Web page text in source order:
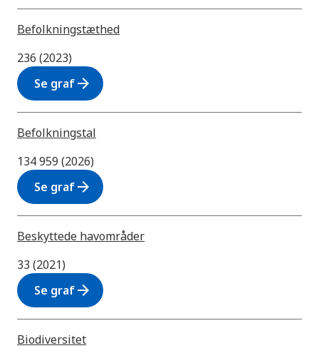
Befolkningstæthed
236 (2023)
Se grafarrow_forward
Befolkningstal
134 959 (2026)
Se grafarrow_forward
Beskyttede havområder
33 (2021)
Se grafarrow_forward
Biodiversitet